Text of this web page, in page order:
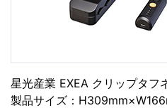
星光産業 EXEA クリップタフ
製品サイズ：